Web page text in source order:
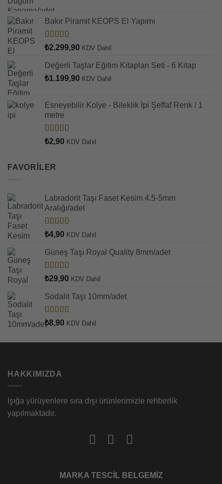
Bakır Piramit KEOPS El Yapımı
5 üzerinden
oy aldı
₺2.299,90 KDV Dahil
Değerli Taşlar Eğitim Kitapları Seti - 6 Kitap
₺1.199,90 KDV Dahil
Esneyebilir Kolye - Bileklik İpi Şeffaf Renk / 1
metre
5 üzerinden
4.78
₺2,90 KDV Dahil
FAVORILER
Labradorit Taşı Faset Kesim 4.5-5mm
Aralığı/adet
5 üzerinden
5.00
₺4,90 KDV Dahil
Güneş Taşı Royal Quality 8mm/adet
5 üzerinden
oy aldı
₺29,90 KDV Dahil
Sodalit Taşı 10mm/adet
5 üzerinden
5.00
₺8,90 KDV Dahil
HAKKIMIZDA
Işığa yürüyenlere sıra dışı ürünlerimizle rehberlik
yapılmaktadır.
MARKA TESCİL BELGEMİZ